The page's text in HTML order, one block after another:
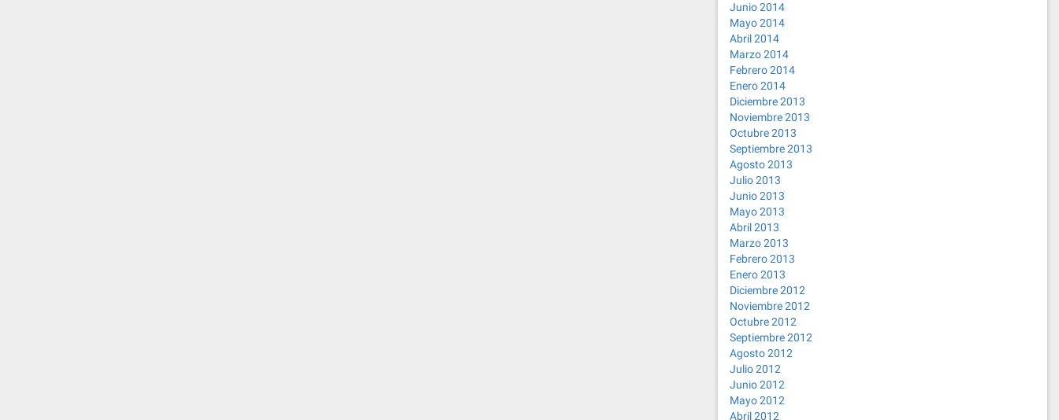
Junio 2014
Mayo 2014
Abril 2014
Marzo 2014
Febrero 2014
Enero 2014
Diciembre 2013
Noviembre 2013
Octubre 2013
Septiembre 2013
Agosto 2013
Julio 2013
Junio 2013
Mayo 2013
Abril 2013
Marzo 2013
Febrero 2013
Enero 2013
Diciembre 2012
Noviembre 2012
Octubre 2012
Septiembre 2012
Agosto 2012
Julio 2012
Junio 2012
Mayo 2012
Abril 2012